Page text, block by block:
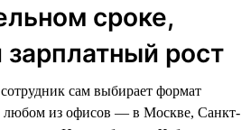
сроке,
рост
сам выбирает формат
любом из офисов — в Москве, Санкт-